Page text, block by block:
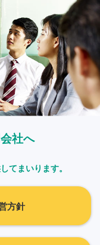
社へ
てまいります。
方針